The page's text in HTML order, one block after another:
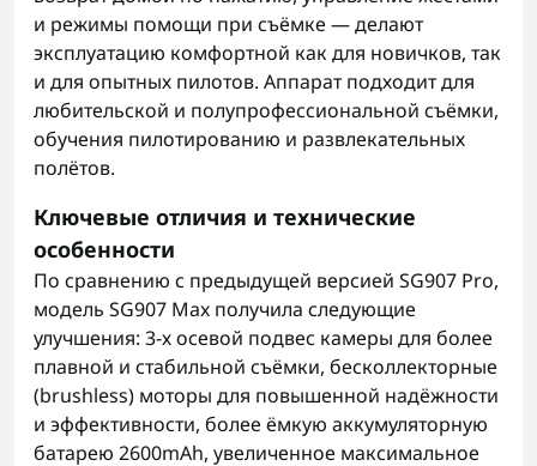
и режимы помощи при съёмке — делают
эксплуатацию комфортной как для новичков, так
и для опытных пилотов. Аппарат подходит для
любительской и полупрофессиональной съёмки,
обучения пилотированию и развлекательных
полётов.
Ключевые отличия и технические
особенности
По сравнению с предыдущей версией SG907 Pro,
модель SG907 Max получила следующие
улучшения: 3-х осевой подвес камеры для более
плавной и стабильной съёмки, бесколлекторные
(brushless) моторы для повышенной надёжности
и эффективности, более ёмкую аккумуляторную
батарею 2600mAh, увеличенное максимальное